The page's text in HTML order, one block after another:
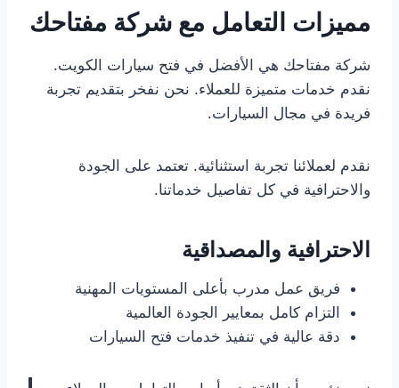
مميزات التعامل مع شركة مفتاحك
شركة مفتاحك هي الأفضل في فتح سيارات الكويت.
نقدم خدمات متميزة للعملاء. نحن نفخر بتقديم تجربة
فريدة في مجال السيارات.
نقدم لعملائنا تجربة استثنائية. تعتمد على الجودة
والاحترافية في كل تفاصيل خدماتنا.
الاحترافية والمصداقية
فريق عمل مدرب بأعلى المستويات المهنية
التزام كامل بمعايير الجودة العالمية
دقة عالية في تنفيذ خدمات فتح السيارات